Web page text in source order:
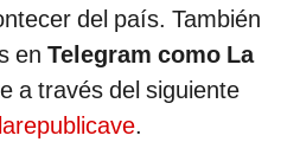
del país. También
en Telegram como La
a través del siguiente
.